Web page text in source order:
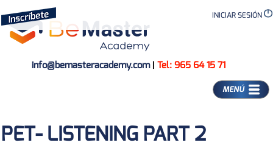
INICIAR SESIÓN
info@bemasteracademy.com| Tel: 965 64 15 71
MENÚ
PET- LISTENING PART 2